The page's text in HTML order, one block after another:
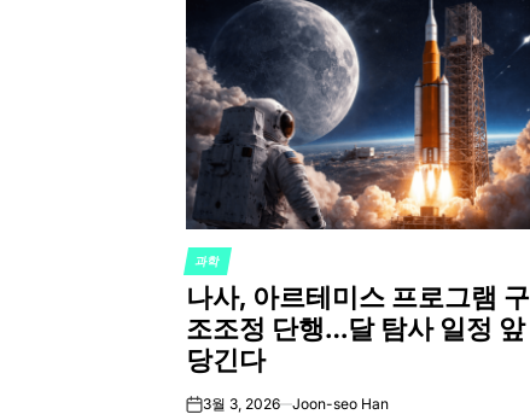
POSTED
IN
과학
나사, 아르테미스 프로그램 구
조조정 단행…달 탐사 일정 앞
당긴다
on3월 3, 2026 Joon-seo Han